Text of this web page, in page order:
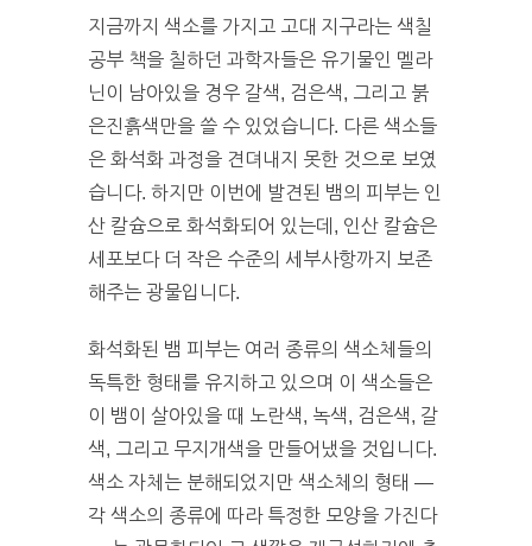
지금까지 색소를 가지고 고대 지구라는 색칠
공부 책을 칠하던 과학자들은 유기물인 멜라
닌이 남아있을 경우 갈색, 검은색, 그리고 붉
은진흙색만을 쓸 수 있었습니다. 다른 색소들
은 화석화 과정을 견뎌내지 못한 것으로 보였
습니다. 하지만 이번에 발견된 뱀의 피부는 인
산 칼슘으로 화석화되어 있는데, 인산 칼슘은
세포보다 더 작은 수준의 세부사항까지 보존
해주는 광물입니다.
화석화된 뱀 피부는 여러 종류의 색소체들의
독특한 형태를 유지하고 있으며 이 색소들은
이 뱀이 살아있을 때 노란색, 녹색, 검은색, 갈
색, 그리고 무지개색을 만들어냈을 것입니다.
색소 자체는 분해되었지만 색소체의 형태 —
각 색소의 종류에 따라 특정한 모양을 가진다